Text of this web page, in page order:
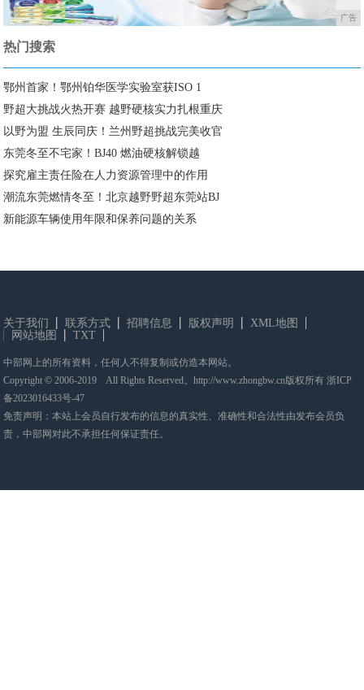
广告
热门搜索
鄂州首家！鄂州铂华医学实验室获ISO 1
野超大挑战火热开赛 越野硬核实力扎根重庆
以野为盟 生辰同庆！兰州野超挑战完美收官
东莞冬至不宅家！BJ40 燃油硬核解锁越
探究雇主责任险在人力资源管理中的作用
潮流东莞燃情冬至！北京越野野超东莞站BJ
新能源车辆使用年限和保养问题的关系
关于我们 联系方式 招聘信息 版权声明
XML地图
网站地图
TXT
中部网上的所有资料，任何人不得复制或仿造本网站。
Copyright © 2006-2019 All Rights Reserved。http://www.zhongbw.cn版权所有浙ICP
备2023016433号-47
免责声明：本站上会员自行发布的信息的真实性、准确性和合法性由发布会员负
责，中部网对此不承担任何保证责任。